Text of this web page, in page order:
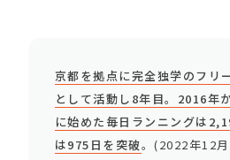
京都を拠点に完全独学のフリ
として活動し8年目。2016年
に始めた毎日ランニングは
は975日を突破。(2022年12月